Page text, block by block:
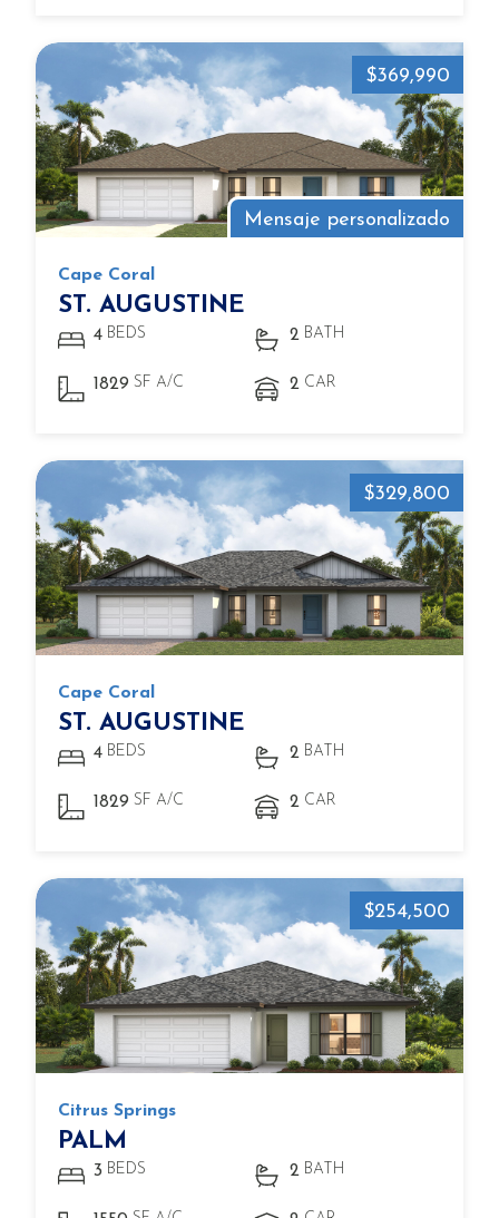
Mensaje personalizado
$369,990
Cape Coral
ST. AUGUSTINE
4 BEDS 2 BATH
1829 SF A/C 2 CAR
$329,800
Cape Coral
ST. AUGUSTINE
4 BEDS 2 BATH
1829 SF A/C 2 CAR
$254,500
Citrus Springs
PALM
3 BEDS 2 BATH